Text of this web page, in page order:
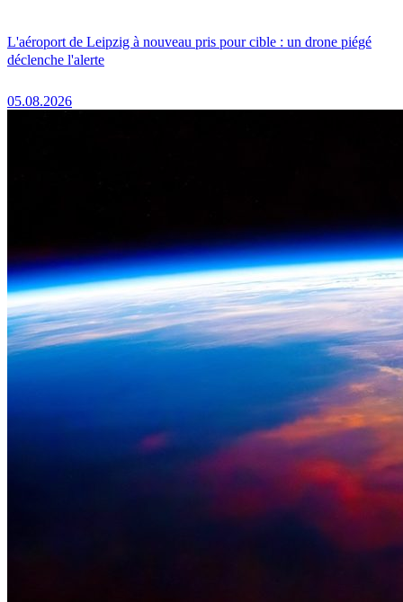
L'aéroport de Leipzig à nouveau pris pour cible : un drone piégé
déclenche l'alerte
05.08.2026